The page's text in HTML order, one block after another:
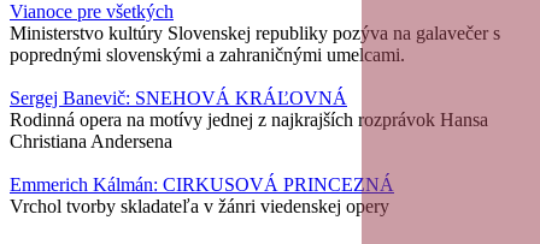
Vianoce pre všetkých
Ministerstvo kultúry Slovenskej republiky pozýva na galavečer s
poprednými slovenskými a zahraničnými umelcami.
Sergej Banevič: SNEHOVÁ KRÁĽOVNÁ
Rodinná opera na motívy jednej z najkrajších rozprávok Hansa
Christiana Andersena
Emmerich Kálmán: CIRKUSOVÁ PRINCEZNÁ
Vrchol tvorby skladateľa v žánri viedenskej opery